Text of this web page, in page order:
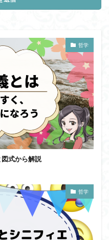
哲学
式から解説
哲学